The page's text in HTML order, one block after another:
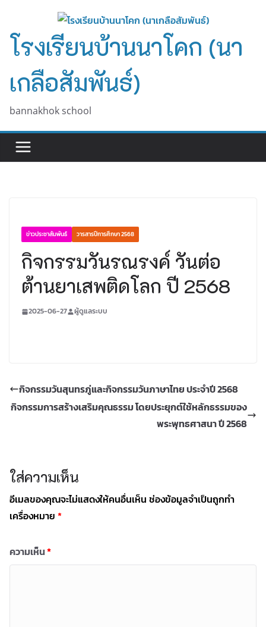
content
โรงเรียนบ้านนาโคก (นา
เกลือสัมพันธ์)
bannakhok school
ข่าวประชาสัมพันธ์ วารสารปีการศึกษา 2568
กิจกรรมวันรณรงค์ วันต่อ
ต้านยาเสพติดโลก ปี 2568
2025-06-27 ผู้ดูแลระบบ
กิจกรรมวันสุนทรภู่และกิจกรรมวันภาษาไทย ประจำปี 2568
กิจกรรมการสร้างเสริมคุณธรรม โดยประยุกต์ใช้หลักธรรมของ
พระพุทธศาสนา ปี 2568
ใส่ความเห็น
อีเมลของคุณจะไม่แสดงให้คนอื่นเห็น ช่องข้อมูลจำเป็นถูกทำ
เครื่องหมาย *
ความเห็น*